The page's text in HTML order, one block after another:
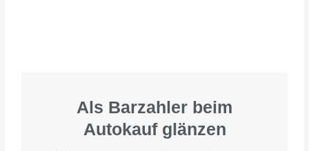
Als Barzahler beim
Autokauf glänzen